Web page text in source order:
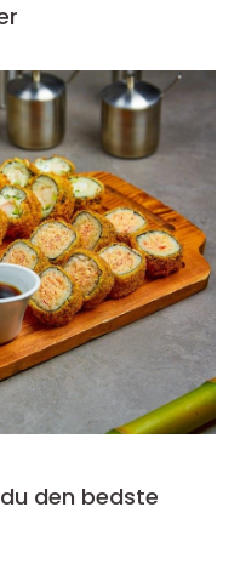
den bedste